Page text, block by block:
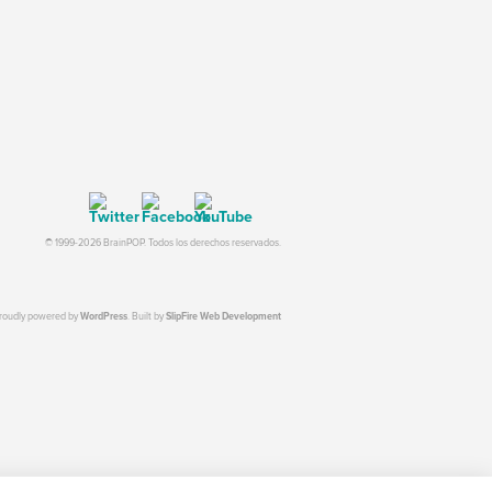
© 1999-2026 BrainPOP. Todos los derechos reservados.
powered byWordPress. Built bySlipFire Web Development